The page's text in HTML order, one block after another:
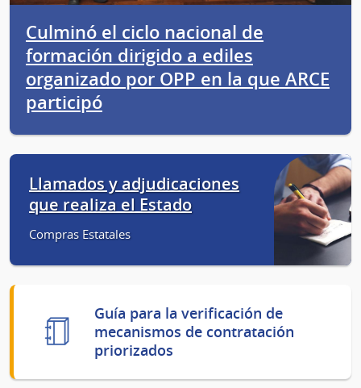
Culminó el ciclo nacional de
formación dirigido a ediles
organizado por OPP en la que ARCE
participó
Llamados y adjudicaciones
que realiza el Estado
Compras Estatales
Guía para la verificación de
mecanismos de contratación
priorizados